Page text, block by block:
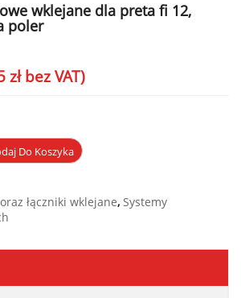
wklejane dla preta fi 12,
poler
złbez VAT)
Do Koszyka
łączniki wklejane, Systemy